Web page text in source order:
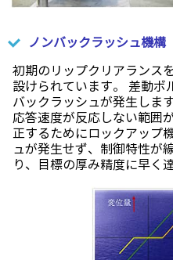
ノンバックラッシュ機構
初期のリップクリアランス
設けられています。 差動ボ
バックラッシュが発生しま
応答速度が反応しない範囲
正するためにロックアップ
ュが発生せず、制御特性が
り、目標の厚み精度に早く